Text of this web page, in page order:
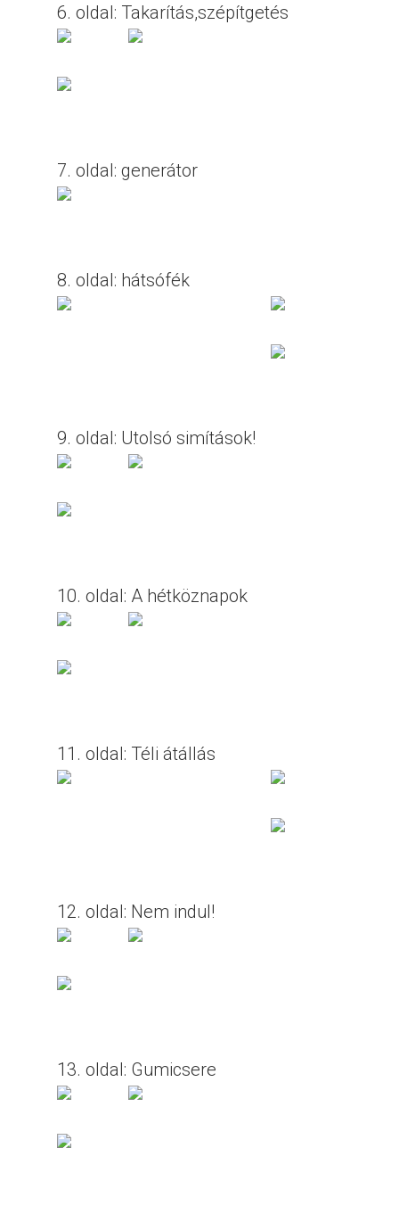
6. oldal: Takarítás,szépítgetés
7. oldal: generátor
8. oldal: hátsófék
9. oldal: Utolsó simítások!
10. oldal: A hétköznapok
11. oldal: Téli átállás
12. oldal: Nem indul!
13. oldal: Gumicsere